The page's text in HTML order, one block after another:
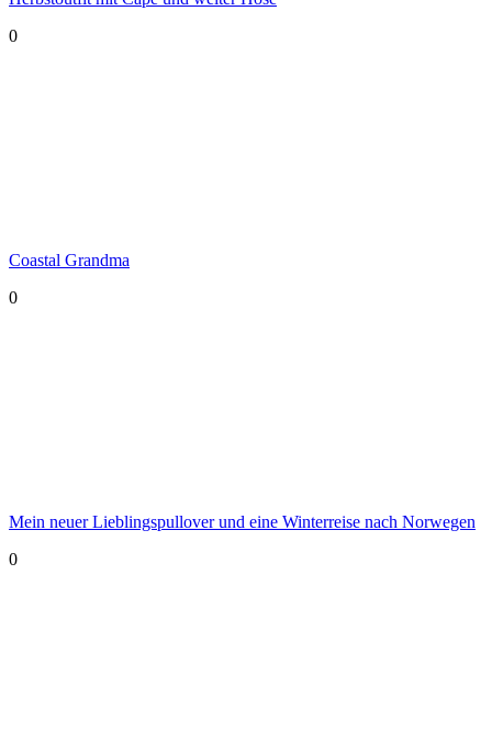
0
Coastal Grandma
0
Mein neuer Lieblingspullover und eine Winterreise nach Norwegen
0